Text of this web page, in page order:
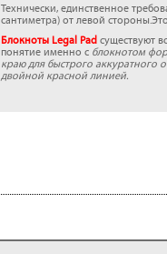
Технически, единственное
сантиметра) от левой
Блокноты Legal Pad существуют
понятие именно с блокнотом
краю для быстрого аккуратного
двойной красной линией.